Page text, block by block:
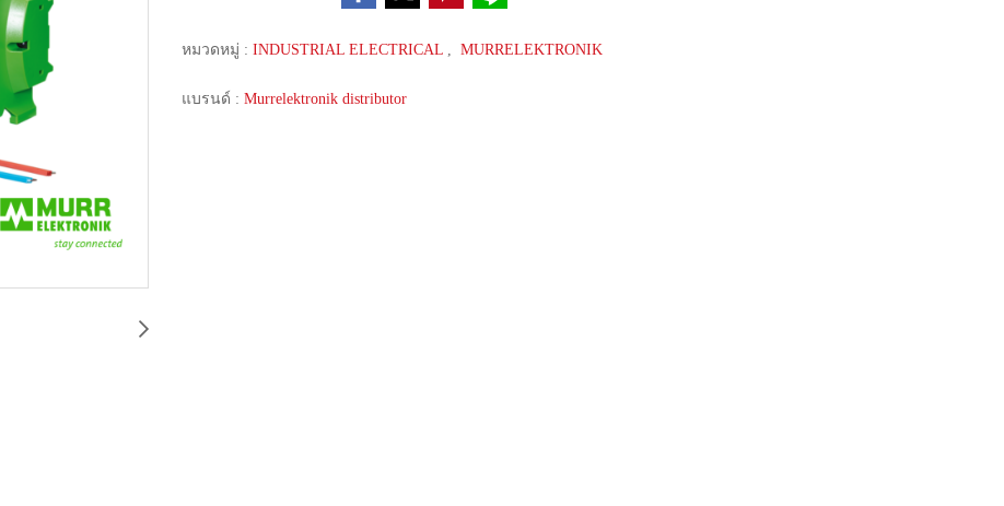
หมวดหมู่ : INDUSTRIAL ELECTRICAL , MURRELEKTRONIK
แบรนด์ : Murrelektronik distributor